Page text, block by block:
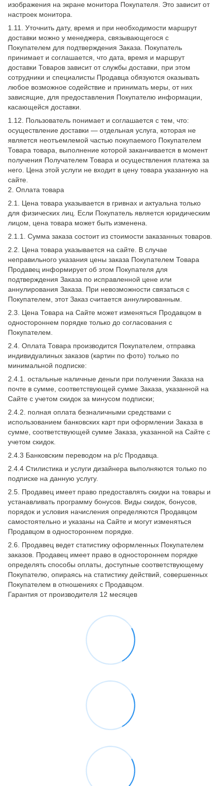
изображения на экране монитора Покупателя. Это зависит от
настроек монитора.
1.11. Уточнить дату, время и при необходимости маршрут
доставки можно у менеджера, связывающегося с
Покупателем для подтверждения Заказа. Покупатель
принимает и соглашается, что дата, время и маршрут
доставки Товаров зависит от службы доставки, при этом
сотрудники и специалисты Продавца обязуются оказывать
любое возможное содействие и принимать меры, от них
зависящие, для предоставления Покупателю информации,
касающейся доставки.
1.12. Пользователь понимает и соглашается с тем, что:
осуществление доставки — отдельная услуга, которая не
является неотъемлемой частью покупаемого Покупателем
Товара товара, выполнение которой заканчивается в момент
получения Получателем Товара и осуществления платежа за
него. Цена этой услуги не входит в цену товара указанную на
сайте.
2. Оплата товара
2.1. Цена товара указывается в гривнах и актуальна только
для физических лиц. Если Покупатель является юридическим
лицом, цена товара может быть изменена.
2.1.1. Сумма заказа состоит из стоимости заказанных товаров.
2.2. Цена товара указывается на сайте. В случае
неправильного указания цены заказа Покупателем Товара
Продавец информирует об этом Покупателя для
подтверждения Заказа по исправленной цене или
аннулирования Заказа. При невозможности связаться с
Покупателем, этот Заказ считается аннулированным.
2.3. Цена Товара на Сайте может изменяться Продавцом в
одностороннем порядке только до согласования с
Покупателем.
2.4. Оплата Товара производится Покупателем, отправка
индивидуалиных заказов (картин по фото) только по
минимальной подписке:
2.4.1. остальные наличные деньги при получении Заказа на
почте в сумме, соответствующей сумме Заказа, указанной на
Сайте с учетом скидок за минусом подписки;
2.4.2. полная оплата безналичными средствами с
использованием банковских карт при оформлении Заказа в
сумме, соответствующей сумме Заказа, указанной на Сайте с
учетом скидок.
2.4.3 Банковским переводом на р/с Продавца.
2.4.4 Стилистика и услуги дизайнера выполняются только по
подписке на данную услугу.
2.5. Продавец имеет право предоставлять скидки на товары и
устанавливать программу бонусов. Виды скидок, бонусов,
порядок и условия начисления определяются Продавцом
самостоятельно и указаны на Сайте и могут изменяться
Продавцом в одностороннем порядке.
2.6. Продавец ведет статистику оформленных Покупателем
заказов. Продавец имеет право в одностороннем порядке
определять способы оплаты, доступные соответствующему
Покупателю, опираясь на статистику действий, совершенных
Покупателем в отношениях с Продавцом.
Гарантия от производителя 12 месяцев